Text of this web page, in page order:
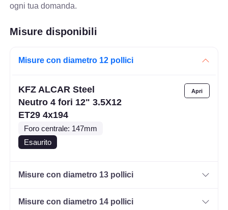
ogni tua domanda.
Misure disponibili
Misure con diametro 12 pollici
KFZ ALCAR Steel
Neutro 4 fori 12" 3.5X12
ET29 4x194
Foro centrale: 147mm
Esaurito
Misure con diametro 13 pollici
Misure con diametro 14 pollici